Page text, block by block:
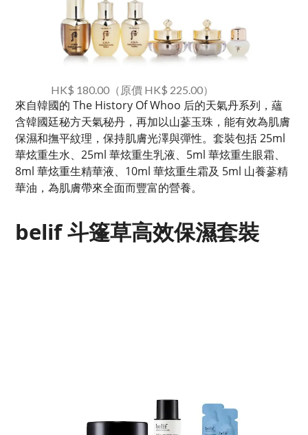
HK$ 180.00（原價 HK$ 225.00）
來自韓國的 The History Of Whoo 后的天氣丹系列，蘊
含韓國廷秘方天氣秘丹，再加以山蔘玉珠，能有效為肌膚
保濕和撫平紋理，保持肌膚光澤與彈性。套裝包括 25ml
華炫重生水、25ml 華炫重生乳液、5ml 華炫重生眼霜、
8ml 華炫重生精華液、10ml 華炫重生霜及 5ml 山養蔘精
華油，為肌膚帶來全面而豐富的營養。
belif 斗篷草高效保濕套裝